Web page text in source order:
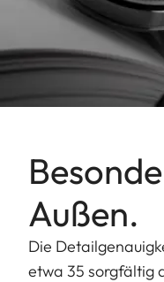
Außen.
Die
etwa 35 sorgfältig